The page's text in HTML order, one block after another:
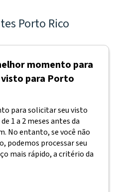
Porto Rico
momento para
para Porto
para solicitar seu visto
1 a 2 meses antes da
No entanto, se você não
podemos processar seu
mais rápido, a critério da